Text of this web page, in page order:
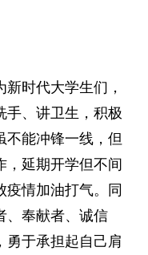
时代大学生们，
手、讲卫生，积极
不能冲锋一线，但
，延期开学但不间
疫情加油打气。同
、奉献者、诚信
勇于承担起自己肩